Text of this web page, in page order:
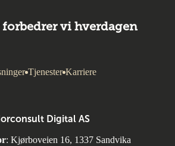
forbedrer vi hverdagen
Tjenester Karriere
Digital AS
: Kjørboveien 16, 1337 Sandvika